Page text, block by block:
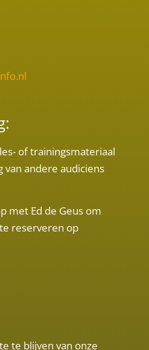
of trainingsmateriaal
van andere audiciens
met Ed de Geus om
reserveren op
te blijven van onze